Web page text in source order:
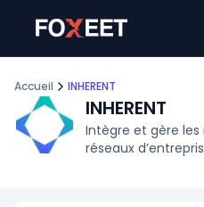
Accueil INHERENT
INHERENT
Intègre et gère
réseaux